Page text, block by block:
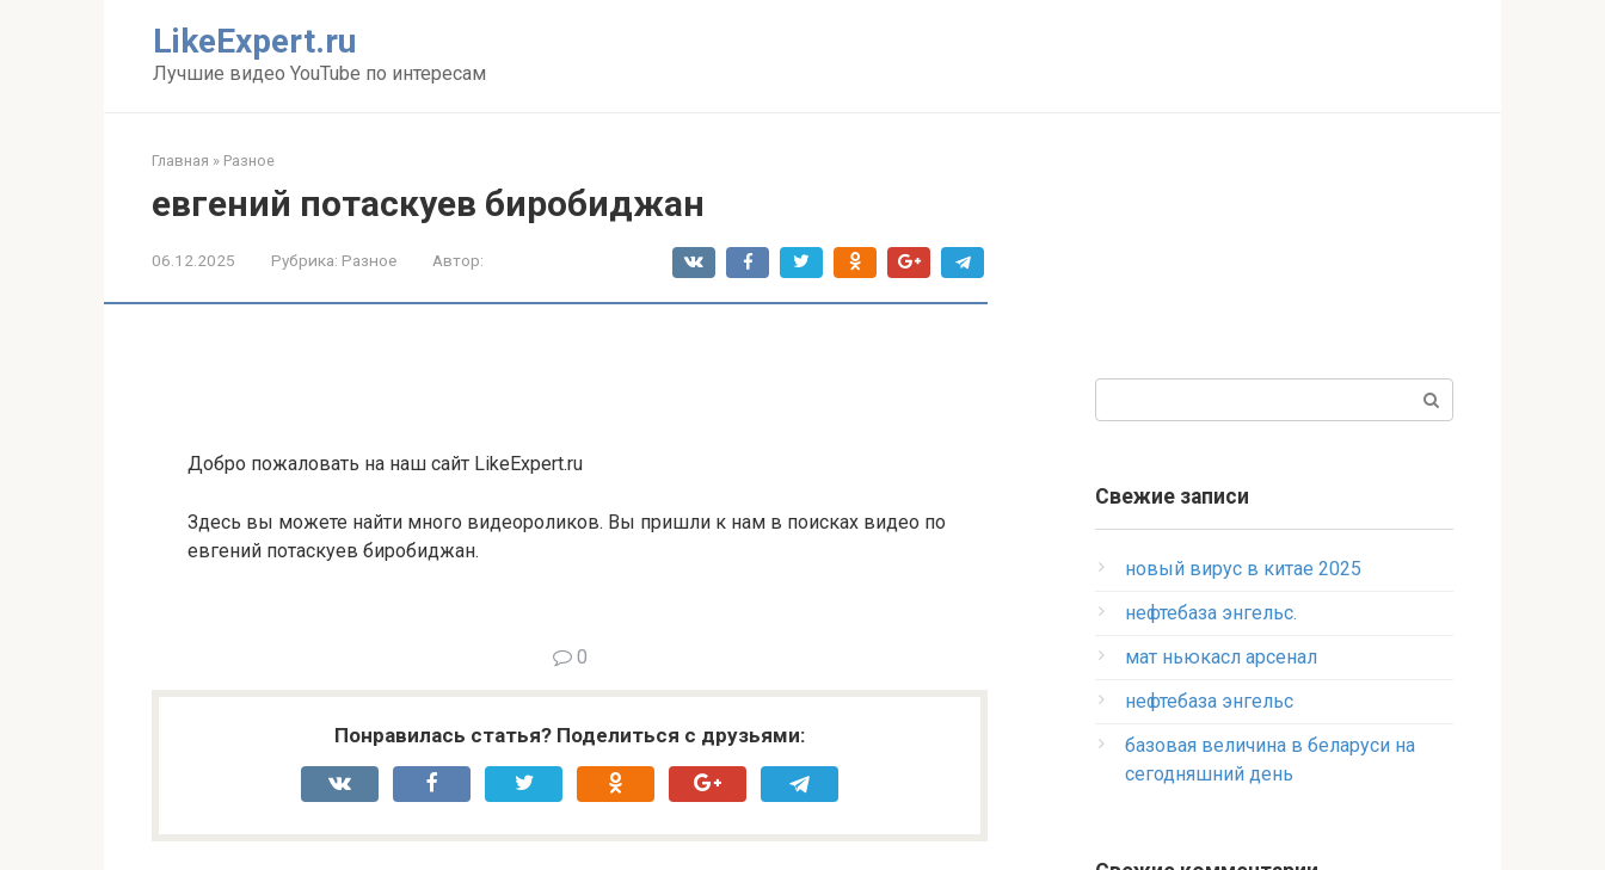
LikeExpert.ru
Лучшие видео YouTube по интересам
Главная » Разное
евгений потаскуев биробиджан
06.12.2025 Рубрика: Разное Автор:
Добро пожаловать на наш сайт LikeExpert.ru
Здесь вы можете найти много видеороликов. Вы пришли к нам в поисках видео по
евгений потаскуев биробиджан.
0
Понравилась статья? Поделиться с друзьями:
Свежие записи
новый вирус в китае 2025
нефтебаза энгельс.
мат ньюкасл арсенал
нефтебаза энгельс
базовая величина в беларуси на
сегодняшний день